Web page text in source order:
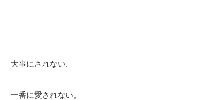
大事にされない、
一番に愛されない。